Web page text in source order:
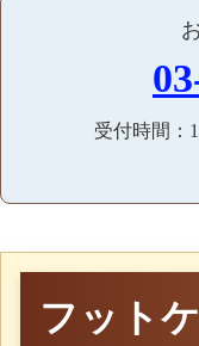
受付時間：
フット